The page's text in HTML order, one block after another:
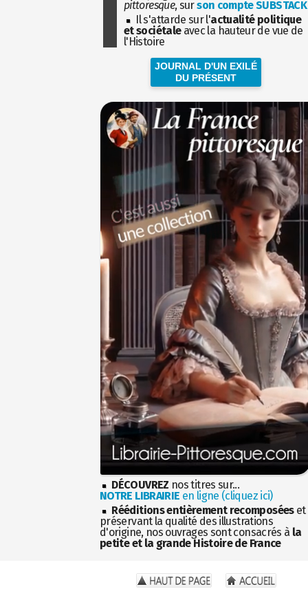
pittoresque, surson compte SUBSTACK
Il s'attarde sur l'actualité politique
et sociétaleavec la hauteur de vue de
l'Histoire
JOURNAL D'UN EXILÉ
DU PRÉSENT
DÉCOUVREZ nos titres sur...
NOTRE LIBRAIRIE en ligne (cliquez ici)
Rééditions entièrement recomposéeset
préservant la qualité des illustrations
d'origine, nos ouvrages sont consacrés à la
petite et la grande Histoire de France